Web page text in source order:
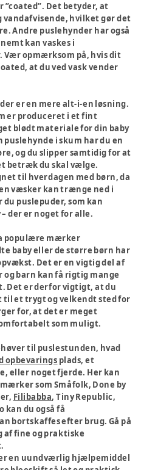
Det betyder, at
vandafvisende, hvilket gør det
Andre puslehynder har også
kan vaskes i
Vær opmærksom på, hvis dit
at du ved vask vender
er en mere alt-i-en løsning.
er produceret i et fint
blødt materiale for din baby
puslehynde i skum har du en
og du slipper samtidig for at
betræk du skal vælge.
til hverdagen med børn, da
væsker kan trænge ned i
puslepuder, som kan
der er noget for alle.
populære mærker
baby eller de større børn har
Det er en vigtig del af
barn kan få rigtig mange
Det er derfor vigtigt, at du
til et trygt og velkendt sted for
for, at det er meget
som muligt.
til puslestunden, hvad
opbevarings plads, et
eller noget fjerde. Her kan
som Småfolk, Done by
Filibabba, Tiny Republic,
kan du også få
bortskaffes efter brug. Gå på
af fine og praktiske
en uundværlig hjælpemiddel